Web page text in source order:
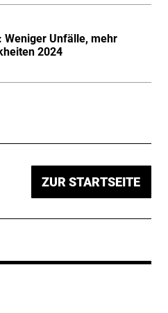
Weniger Unfälle, mehr
2024
ZUR STARTSEITE